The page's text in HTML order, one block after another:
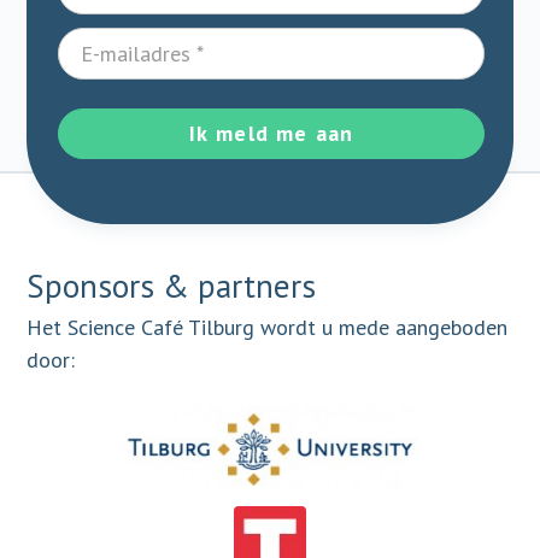
Ik meld me aan
Sponsors & partners
Het Science Café Tilburg wordt u mede aangeboden
door: